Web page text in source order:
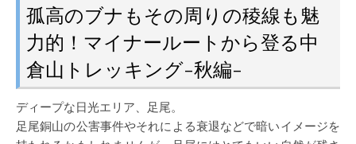
孤高のブナもその周りの稜線も魅
力的！マイナールートから登る中
倉山トレッキング-秋編-
ディープな日光エリア、足尾。
足尾銅山の公害事件やそれによる衰退などで暗いイメージを